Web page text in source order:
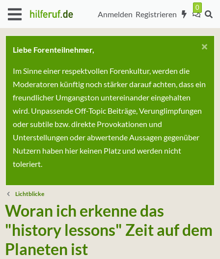
Anmelden Registrieren
Liebe Forenteilnehmer,
Im Sinne einer respektvollen Forenkultur, werden die
Moderatoren künftig noch stärker darauf achten, dass ein
freundlicher Umgangston untereinander eingehalten
wird. Unpassende Off-Topic Beiträge, Verunglimpfungen
oder subtile bzw. direkte Provokationen und
Unterstellungen oder abwertende Aussagen gegenüber
Nutzern haben hier keinen Platz und werden nicht
toleriert.
Lichtblicke
Woran ich erkenne das
"history lessons" Zeit auf dem
Planeten ist